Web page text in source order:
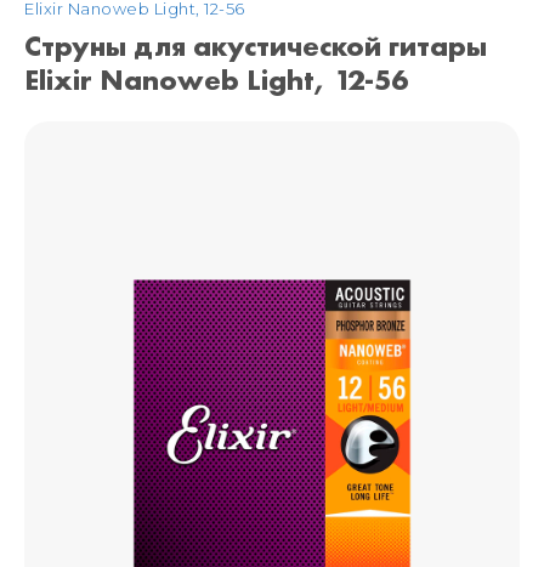
Москва
+7 (925) 176-55-65
ул. Большая Новодмитровская 36с15,
Санкт-Петербург
Elixir Nanoweb Light, 12-56
Струны для акустической гитары
Elixir Nanoweb Light, 12-56